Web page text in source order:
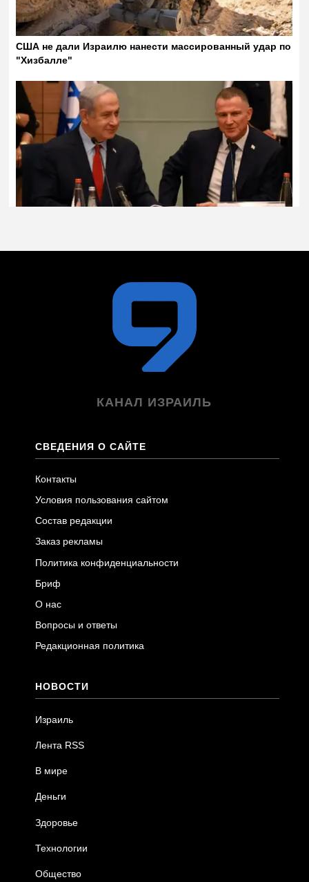
КАНАЛ ИЗРАИЛЬ
СВЕДЕНИЯ О САЙТЕ
Контакты
Условия пользования сайтом
Состав редакции
Заказ рекламы
Политика конфиденциальности
Бриф
О нас
Вопросы и ответы
Редакционная политика
НОВОСТИ
Израиль
Лента RSS
В мире
Деньги
Здоровье
Технологии
Общество